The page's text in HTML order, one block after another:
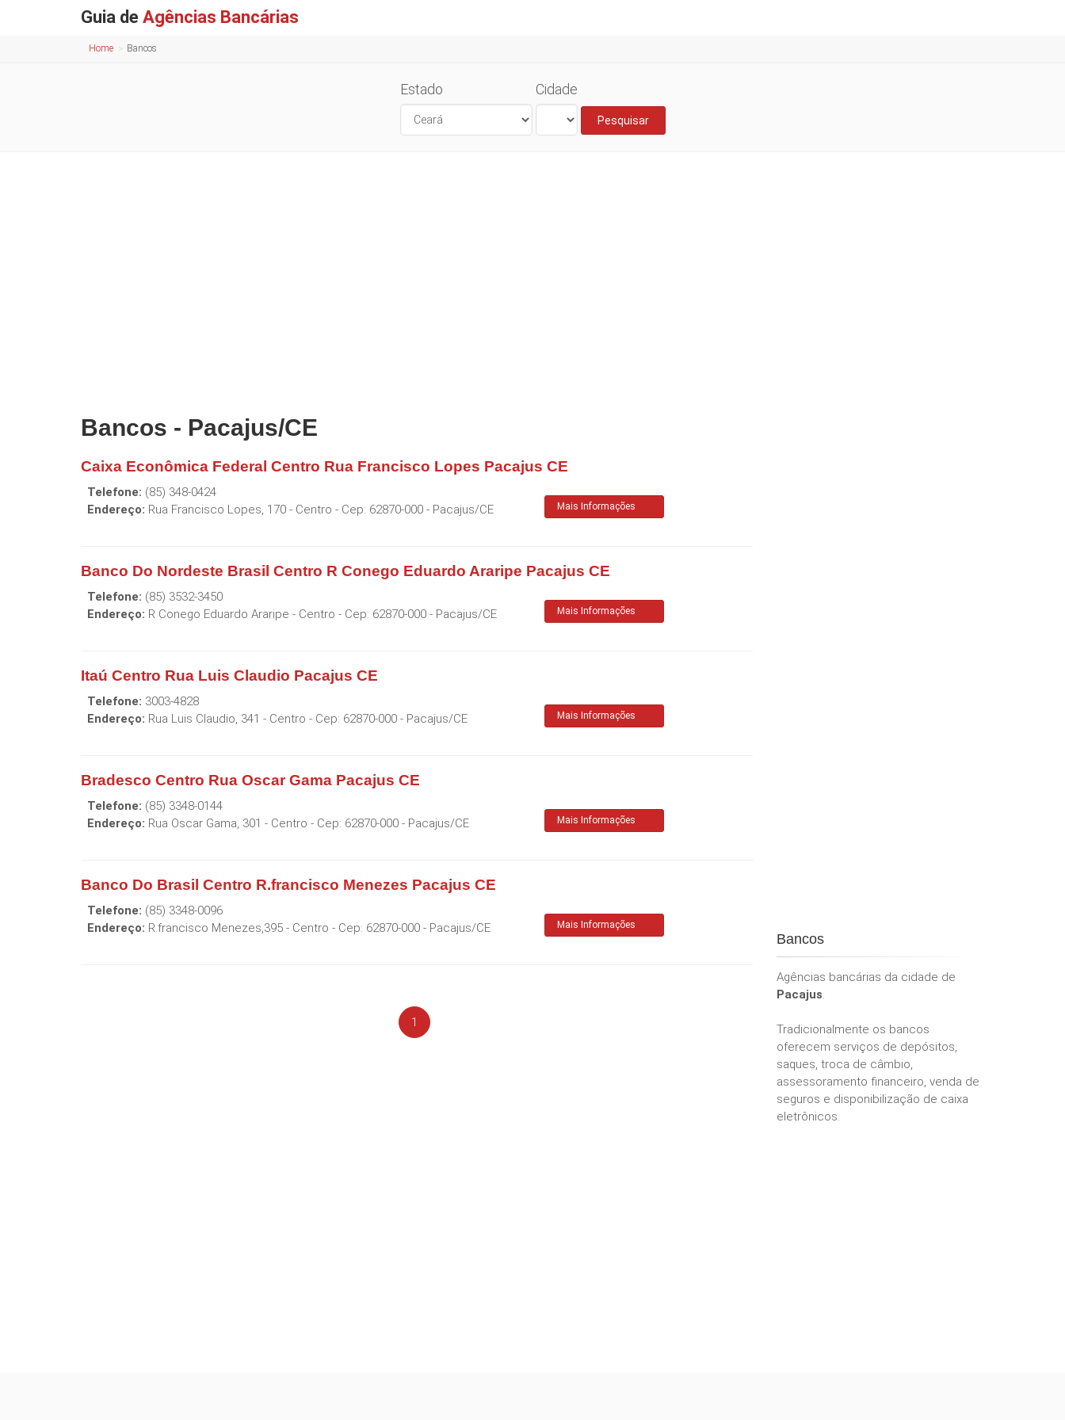
Guia de Agências Bancárias
Home Bancos
Estado Cidade
Pesquisar
Bancos - Pacajus/CE
Caixa Econômica Federal Centro Rua Francisco Lopes Pacajus CE
Telefone: (85) 348-0424
Endereço: Rua Francisco Lopes, 170 - Centro - Cep: 62870-000 - Pacajus/CE Mais Informações
Banco Do Nordeste Brasil Centro R Conego Eduardo Araripe Pacajus CE
Telefone: (85) 3532-3450
Endereço: R Conego Eduardo Araripe - Centro - Cep: 62870-000 - Pacajus/CE Mais Informações
Itaú Centro Rua Luis Claudio Pacajus CE
Telefone: 3003-4828
Endereço: Rua Luis Claudio, 341 - Centro - Cep: 62870-000 - Pacajus/CE Mais Informações
Bradesco Centro Rua Oscar Gama Pacajus CE
Telefone: (85) 3348-0144
Endereço: Rua Oscar Gama, 301 - Centro - Cep: 62870-000 - Pacajus/CE Mais Informações
Banco Do Brasil Centro R.francisco Menezes Pacajus CE
Telefone: (85) 3348-0096
Endereço: R.francisco Menezes,395 - Centro - Cep: 62870-000 - Pacajus/CE Mais Informações
1
Bancos
Agências bancárias da cidade de
Pacajus.
Tradicionalmente os bancos
oferecem serviços de depósitos,
saques, troca de câmbio,
assessoramento financeiro, venda de
seguros e disponibilização de caixa
eletrônicos.